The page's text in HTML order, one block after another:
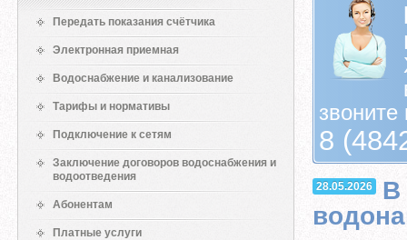
Передать показания счётчика
Электронная приемная
Водоснабжение и канализование
Тарифы и нормативы
Подключение к сетям
Заключение договоров водоснабжения и
водоотведения
Абонентам
Платные услуги
звоните
8
28.05.2026
В